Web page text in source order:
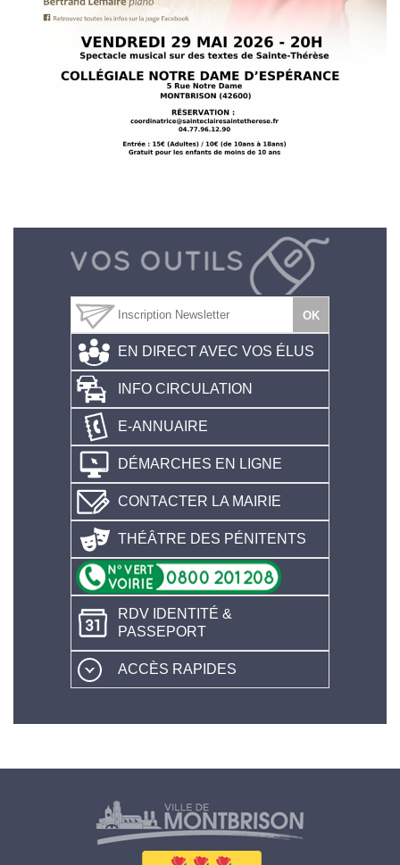
EN DIRECT AVEC VOS ÉLUS
INFO CIRCULATION
E-ANNUAIRE
DÉMARCHES EN LIGNE
CONTACTER LA MAIRIE
THÉÂTRE DES PÉNITENTS
RDV IDENTITÉ &
PASSEPORT
ACCÈS RAPIDES